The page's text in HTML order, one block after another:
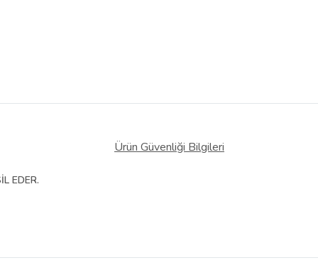
Ürün Güvenliği Bilgileri
EDER.